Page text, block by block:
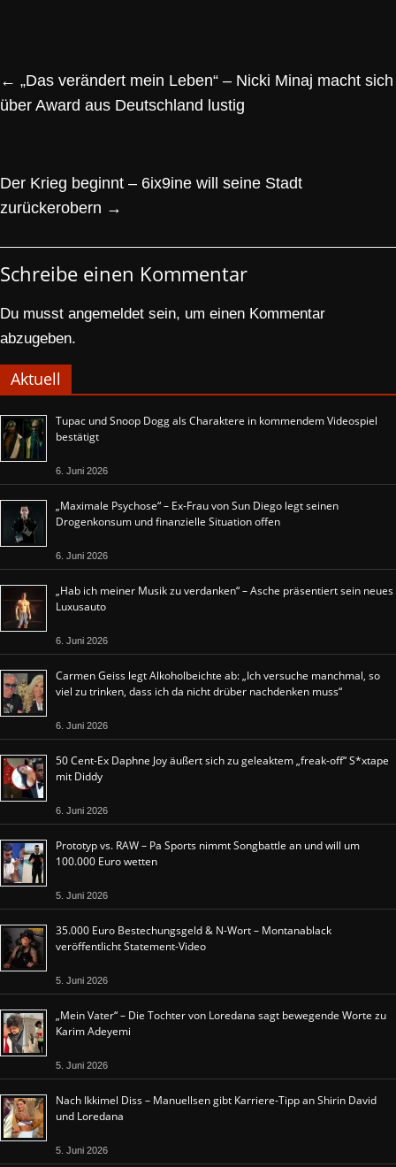
← „Das verändert mein Leben“ – Nicki Minaj macht sich
über Award aus Deutschland lustig
Der Krieg beginnt – 6ix9ine will seine Stadt
zurückerobern →
Schreibe einen Kommentar
Du musst angemeldet sein, um einen Kommentar
abzugeben.
Aktuell
Tupac und Snoop Dogg als Charaktere in kommendem Videospiel
bestätigt
6. Juni 2026
„Maximale Psychose“ – Ex-Frau von Sun Diego legt seinen
Drogenkonsum und finanzielle Situation offen
6. Juni 2026
„Hab ich meiner Musik zu verdanken“ – Asche präsentiert sein neues
Luxusauto
6. Juni 2026
Carmen Geiss legt Alkoholbeichte ab: „Ich versuche manchmal, so
viel zu trinken, dass ich da nicht drüber nachdenken muss“
6. Juni 2026
50 Cent-Ex Daphne Joy äußert sich zu geleaktem „freak-off“ S*xtape
mit Diddy
6. Juni 2026
Prototyp vs. RAW – Pa Sports nimmt Songbattle an und will um
100.000 Euro wetten
5. Juni 2026
35.000 Euro Bestechungsgeld & N-Wort – Montanablack
veröffentlicht Statement-Video
5. Juni 2026
„Mein Vater“ – Die Tochter von Loredana sagt bewegende Worte zu
Karim Adeyemi
5. Juni 2026
Nach Ikkimel Diss – Manuellsen gibt Karriere-Tipp an Shirin David
und Loredana
5. Juni 2026